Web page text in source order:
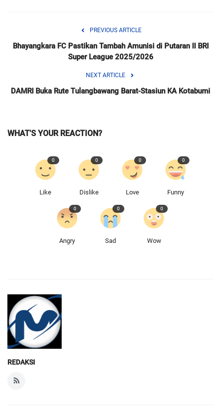
PREVIOUS ARTICLE
Bhayangkara FC Pastikan Tambah Amunisi di Putaran II BRI
Super League 2025/2026
NEXT ARTICLE
DAMRI Buka Rute Tulangbawang Barat-Stasiun KA Kotabumi
WHAT'S YOUR REACTION?
Like
0
Dislike
0
Love
0
Funny
0
Angry
0
Sad
0
Wow
0
REDAKSI